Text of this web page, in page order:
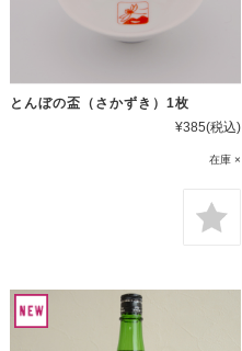
とんぼの盃（さかずき）1枚
¥385(税込)
在庫 ×